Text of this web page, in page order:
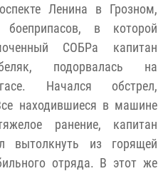
Ленина в Грозном,
в которой
СОБРа капитан
подорвалась на
Начался обстрел,
находившиеся в машине
ранение, капитан
вытолкнуть из горящей
отряда. В этот же